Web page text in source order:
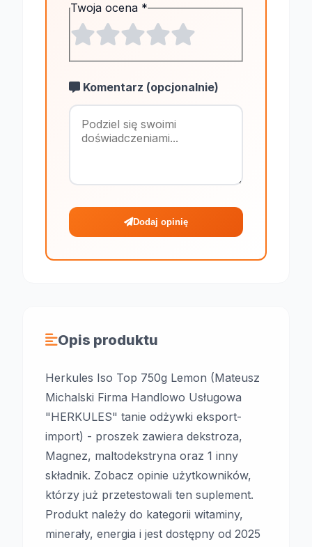
Twoja ocena *
Komentarz (opcjonalnie)
Maksymalnie
Dodaj opinię
Opis produktu
Herkules Iso Top 750g Lemon (Mateusz
Michalski Firma Handlowo Usługowa
"HERKULES" tanie odżywki eksport-
import) - proszek zawiera dekstroza,
Magnez, maltodekstryna oraz 1 inny
składnik. Zobacz opinie użytkowników,
którzy już przetestowali ten suplement.
Produkt należy do kategorii witaminy,
minerały, energia i jest dostępny od 2025